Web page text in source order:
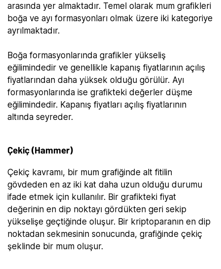
arasında yer almaktadır. Temel olarak mum grafikleri
boğa ve ayı formasyonları olmak üzere iki kategoriye
ayrılmaktadır.
Boğa formasyonlarında grafikler yükseliş
eğilimindedir ve genellikle kapanış fiyatlarının açılış
fiyatlarından daha yüksek olduğu görülür. Ayı
formasyonlarında ise grafikteki değerler düşme
eğilimindedir. Kapanış fiyatları açılış fiyatlarının
altında seyreder.
Çekiç (Hammer)
Çekiç kavramı, bir mum grafiğinde alt fitilin
gövdeden en az iki kat daha uzun olduğu durumu
ifade etmek için kullanılır. Bir grafikteki fiyat
değerinin en dip noktayı gördükten geri sekip
yükselişe geçtiğinde oluşur. Bir kriptoparanın en dip
noktadan sekmesinin sonucunda, grafiğinde çekiç
şeklinde bir mum oluşur.